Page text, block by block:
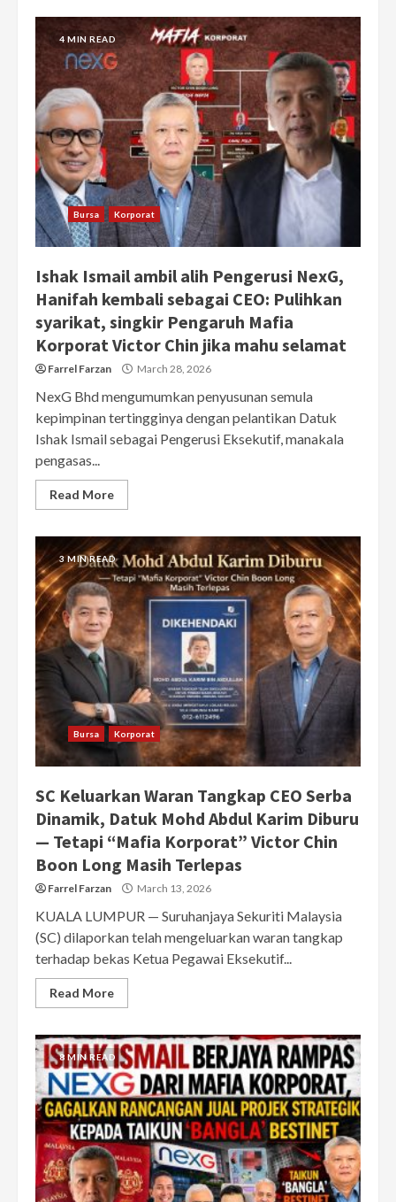
4 MIN READ
Bursa Korporat
Ishak Ismail ambil alih Pengerusi NexG,
Hanifah kembali sebagai CEO: Pulihkan
syarikat, singkir Pengaruh Mafia
Korporat Victor Chin jika mahu selamat
Farrel Farzan March 28, 2026
NexG Bhd mengumumkan penyusunan semula
kepimpinan tertingginya dengan pelantikan Datuk
Ishak Ismail sebagai Pengerusi Eksekutif, manakala
pengasas...
Read More
3 MIN READ
Bursa Korporat
SC Keluarkan Waran Tangkap CEO Serba
Dinamik, Datuk Mohd Abdul Karim Diburu
— Tetapi “Mafia Korporat” Victor Chin
Boon Long Masih Terlepas
Farrel Farzan March 13, 2026
KUALA LUMPUR — Suruhanjaya Sekuriti Malaysia
(SC) dilaporkan telah mengeluarkan waran tangkap
terhadap bekas Ketua Pegawai Eksekutif...
Read More
8 MIN READ